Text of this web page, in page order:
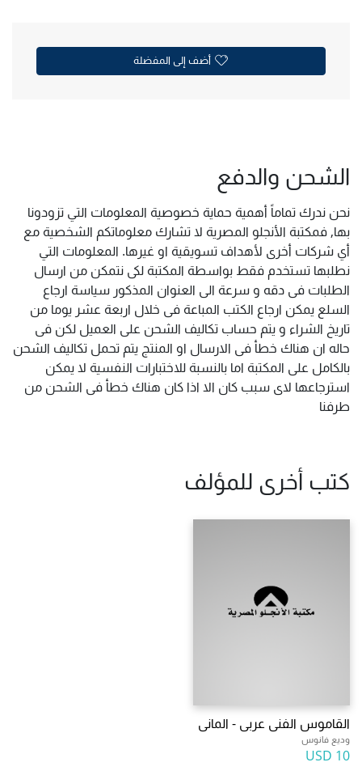
أضف إلى المفضلة
الشحن والدفع
نحن ندرك تماماً أهمية حماية خصوصية المعلومات التي تزودونا
بها, فمكتبة الأنجلو المصرية لا تشارك معلوماتكم الشخصية مع
أي شركات أخرى لأهداف تسويقية او غيرها. المعلومات التي
نطلبها تستخدم فقط بواسطة المكتبة لكى نتمكن من ارسال
الطلبات فى دقه و سرعة الى العنوان المذكور سياسة ارجاع
السلع يمكن ارجاع الكتب المباعة فى خلال اربعة عشر يوما من
تاريخ الشراء و يتم حساب تكاليف الشحن على العميل لكن فى
حاله ان هناك خطأ فى الارسال او المنتج يتم تحمل تكاليف الشحن
بالكامل على المكتبة اما بالنسبة للاختبارات النفسية لا يمكن
استرجاعها لاى سبب كان الا اذا كان هناك خطأ فى الشحن من
طرفنا
كتب أخرى للمؤلف
القاموس الفنى عربى - المانى
وديع فانوس
10 USD